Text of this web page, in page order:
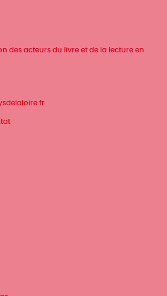
des acteurs du livre et de la lecture en